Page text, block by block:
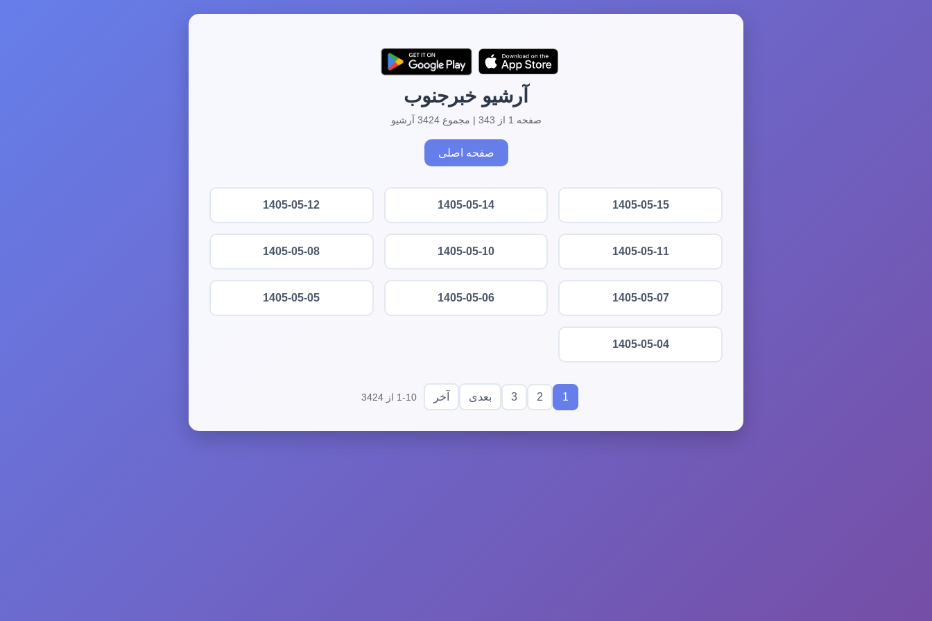
آرشیو خبرجنوب
صفحه 1 از 343 | مجموع 3424 آرشیو
صفحه اصلی
1405-05-15
1405-05-14
1405-05-12
1405-05-11
1405-05-10
1405-05-08
1405-05-07
1405-05-06
1405-05-05
1405-05-04
1
2
3 بعدی آخر 1-10 از 3424